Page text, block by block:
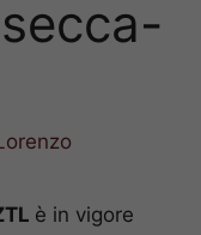
è in vigore